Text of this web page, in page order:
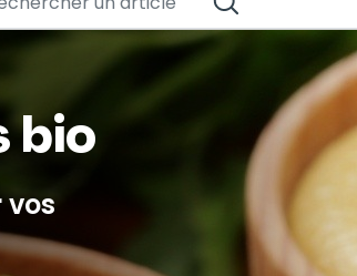
bio